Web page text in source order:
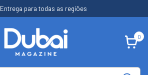
Entrega para todas as regiões
0